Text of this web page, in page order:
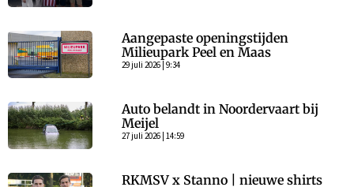
Aangepaste openingstijden
Milieupark Peel en Maas
29 juli 2026 | 9:34
Auto belandt in Noordervaart bij
Meijel
27 juli 2026 | 14:59
RKMSV x Stanno | nieuwe shirts